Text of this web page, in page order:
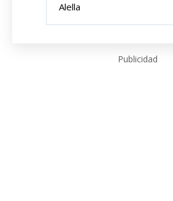
Alella
Publicidad